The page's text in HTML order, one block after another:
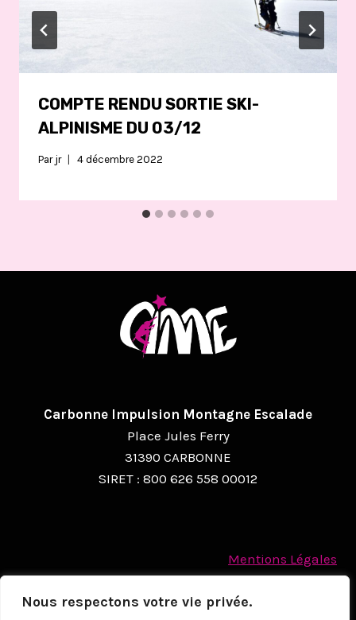
Nous respectons votre vie privée.
COMPTE RENDU SORTIE SKI-
ALPINISME DU 03/12
Par jr 4 décembre 2022
Carbonne Impulsion Montagne Escalade
Place Jules Ferry
31390 CARBONNE
SIRET : 800 626 558 00012
Mentions Légales
Politique des cookies
Protection des Données à caractère personnel